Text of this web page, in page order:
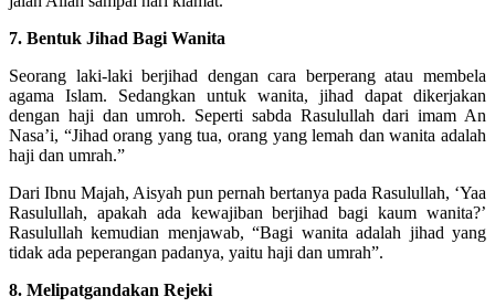
7. Bentuk Jihad Bagi Wanita
Seorang laki-laki berjihad dengan cara berperang atau membela
agama Islam. Sedangkan untuk wanita, jihad dapat dikerjakan
dengan haji dan umroh. Seperti sabda Rasulullah dari imam An
Nasa’i, “Jihad orang yang tua, orang yang lemah dan wanita adalah
haji dan umrah.”
Dari Ibnu Majah, Aisyah pun pernah bertanya pada Rasulullah, ‘Yaa
Rasulullah, apakah ada kewajiban berjihad bagi kaum wanita?’
Rasulullah kemudian menjawab, “Bagi wanita adalah jihad yang
tidak ada peperangan padanya, yaitu haji dan umrah”.
8. Melipatgandakan Rejeki